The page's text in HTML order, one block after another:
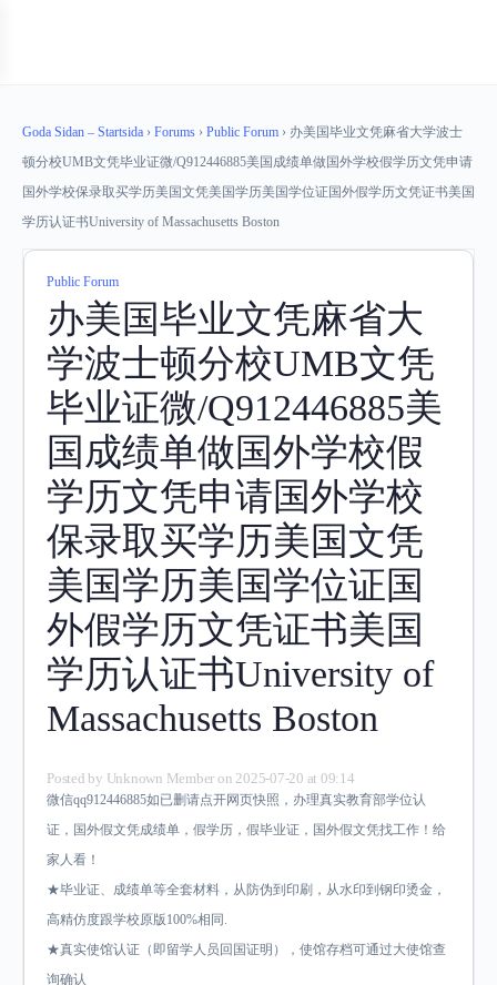
Goda Sidan – Startsida › Forums › Public Forum › 办美国毕业文凭麻省大学波士
顿分校UMB文凭毕业证微/Q912446885美国成绩单做国外学校假学历文凭申请
国外学校保录取买学历美国文凭美国学历美国学位证国外假学历文凭证书美国
学历认证书University of Massachusetts Boston
Public Forum
办美国毕业文凭麻省大
学波士顿分校UMB文凭
毕业证微/Q912446885美
国成绩单做国外学校假
学历文凭申请国外学校
保录取买学历美国文凭
美国学历美国学位证国
外假学历文凭证书美国
学历认证书University of
Massachusetts Boston
Posted by Unknown Member on 2025-07-20 at 09:14
微信qq912446885如已删请点开网页快照，办理真实教育部学位认
证，国外假文凭成绩单，假学历，假毕业证，国外假文凭找工作！给
家人看！
★毕业证、成绩单等全套材料，从防伪到印刷，从水印到钢印烫金，
高精仿度跟学校原版100%相同.
★真实使馆认证（即留学人员回国证明），使馆存档可通过大使馆查
询确认